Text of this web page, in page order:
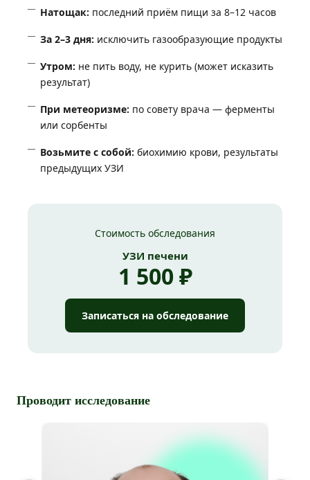
Натощак: последний приём пищи за 8–12 часов
За 2–3 дня: исключить газообразующие продукты
Утром: не пить воду, не курить (может исказить
результат)
При метеоризме: по совету врача — ферменты
или сорбенты
Возьмите с собой: биохимию крови, результаты
предыдущих УЗИ
Стоимость обследования
УЗИ печени
1 500 ₽
Записаться на обследование
Проводит исследование